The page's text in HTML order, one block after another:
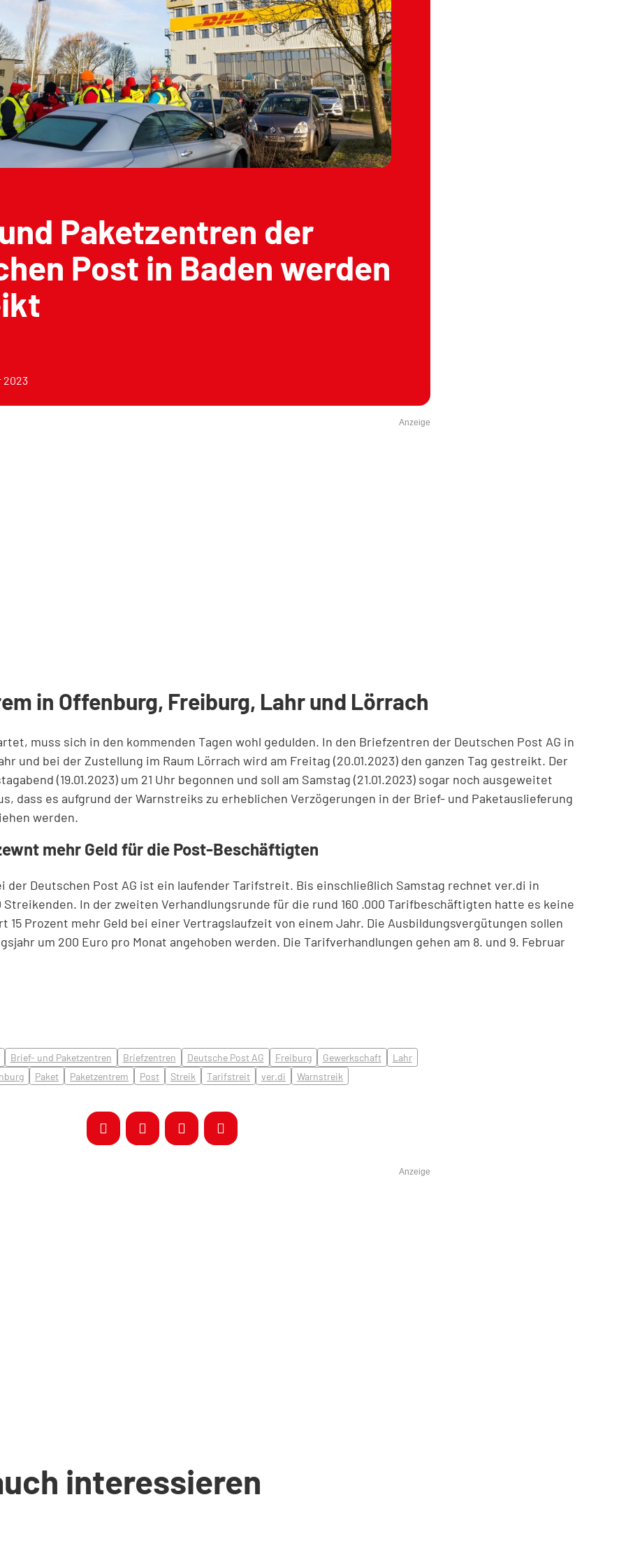
Paketzentren der
Post in Baden werden
2023
Anzeige
in Offenburg, Freiburg, Lahr und Lörrach
muss sich in den kommenden Tagen wohl gedulden. In den Briefzentren der Deutschen Post AG in
und bei der Zustellung im Raum Lörrach wird am Freitag (20.01.2023) den ganzen Tag gestreikt. Der
(19.01.2023) um 21 Uhr begonnen und soll am Samstag (21.01.2023) sogar noch ausgeweitet
dass es aufgrund der Warnstreiks zu erheblichen Verzögerungen in der Brief- und Paketauslieferung
werden.
mehr Geld für die Post-Beschäftigten
Deutschen Post AG ist ein laufender Tarifstreit. Bis einschließlich Samstag rechnet ver.di in
In der zweiten Verhandlungsrunde für die rund 160 .000 Tarifbeschäftigten hatte es keine
Prozent mehr Geld bei einer Vertragslaufzeit von einem Jahr. Die Ausbildungsvergütungen sollen
um 200 Euro pro Monat angehoben werden. Die Tarifverhandlungen gehen am 8. und 9. Februar
Brief- und Paketzentren Briefzentren Deutsche Post AG Freiburg Gewerkschaft
Lahr
Paket Paketzentrem Post Streik Tarifstreit ver.di Warnstreik
Anzeige
interessieren